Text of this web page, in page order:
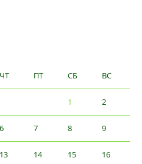
ЧТ ПТ СБ ВС
1 2
6 7 8 9
13 14 15 16